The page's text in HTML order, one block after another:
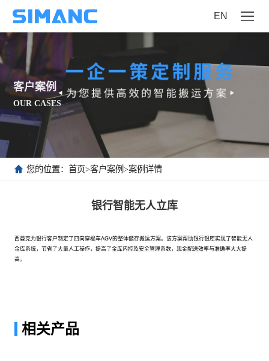
EN
客户案例
OUR CASES
您的位置： 首页>客户案例>案例详情
银行智能无人立库
西曼克为银行客户制定了四向穿梭车AGV的整体储存搬运方案。该方案帮助银行银库实现了智能无人
金库系统，节省了大量人工操作，提高了金库内控及安全管理系数，现金配送效率与准确率大大提
高。
相关产品